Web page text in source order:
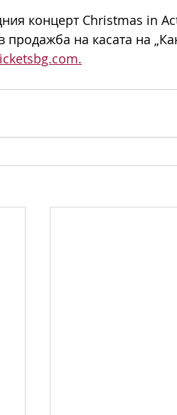
концерт Christmas in
продажба на касата на